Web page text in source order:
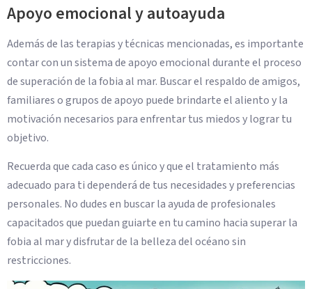
Apoyo emocional y autoayuda
Además de las terapias y técnicas mencionadas, es importante
contar con un sistema de apoyo emocional durante el proceso
de superación de la fobia al mar. Buscar el respaldo de amigos,
familiares o grupos de apoyo puede brindarte el aliento y la
motivación necesarios para enfrentar tus miedos y lograr tu
objetivo.
Recuerda que cada caso es único y que el tratamiento más
adecuado para ti dependerá de tus necesidades y preferencias
personales. No dudes en buscar la ayuda de profesionales
capacitados que puedan guiarte en tu camino hacia superar la
fobia al mar y disfrutar de la belleza del océano sin
restricciones.